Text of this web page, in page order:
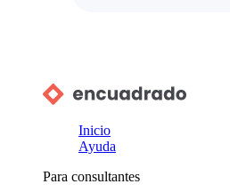
Inicio
Ayuda
Para consultantes